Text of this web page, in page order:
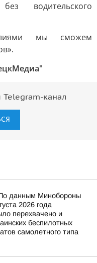
водительского
мы сможем
канал
данным Минобороны
2026 года
перехвачено и
беспилотных
самолетного типа